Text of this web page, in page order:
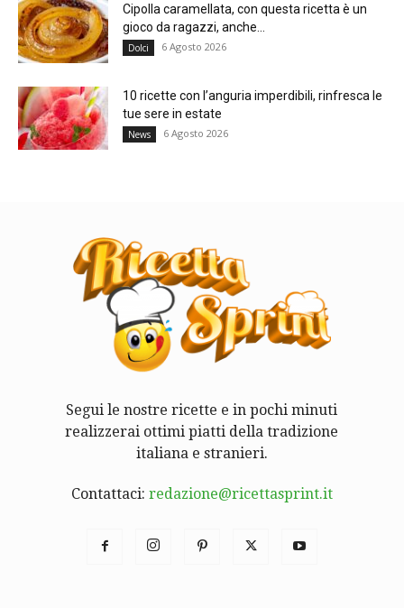
Cipolla caramellata, con questa ricetta è un
gioco da ragazzi, anche...
Dolci 6 Agosto 2026
10 ricette con l’anguria imperdibili, rinfresca le
tue sere in estate
News 6 Agosto 2026
Segui le nostre ricette e in pochi minuti
realizzerai ottimi piatti della tradizione
italiana e stranieri.
Contattaci: redazione@ricettasprint.it